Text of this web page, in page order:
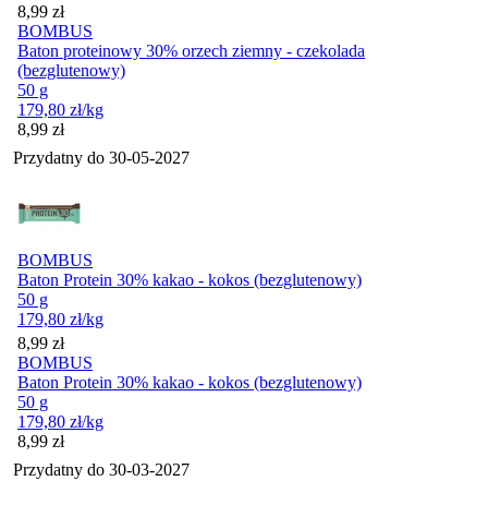
Cena
8,99 zł
BOMBUS
Baton proteinowy 30% orzech ziemny - czekolada
(bezglutenowy)
50 g
179,80 zł/kg
Cena
8,99 zł
Przydatny do 30-05-2027
BOMBUS
Baton Protein 30% kakao - kokos (bezglutenowy)
50 g
179,80 zł/kg
Cena
8,99 zł
BOMBUS
Baton Protein 30% kakao - kokos (bezglutenowy)
50 g
179,80 zł/kg
Cena
8,99 zł
Przydatny do 30-03-2027